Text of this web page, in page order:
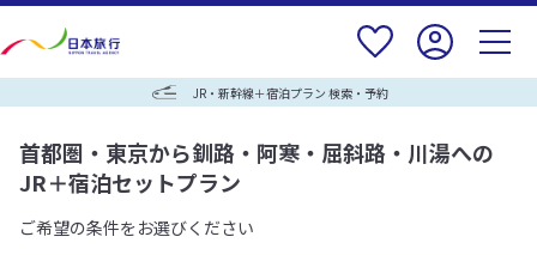
JR・新幹線＋宿泊プラン 検索・予約
首都圏・東京から釧路・阿寒・屈斜路・川湯への
JR＋宿泊セットプラン
ご希望の条件をお選びください